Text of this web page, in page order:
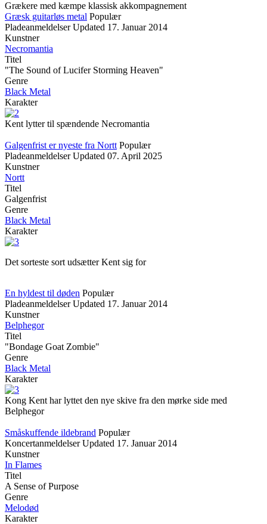
Grækere med kæmpe klassisk akkompagnement
Græsk guitarløs metal Populær
Pladeanmeldelser Updated 17. Januar 2014
Kunstner
Necromantia
Titel
"The Sound of Lucifer Storming Heaven"
Genre
Black Metal
Karakter
Kent lytter til spændende Necromantia
Galgenfrist er nyeste fra Nortt Populær
Pladeanmeldelser Updated 07. April 2025
Kunstner
Nortt
Titel
Galgenfrist
Genre
Black Metal
Karakter
Det sorteste sort udsætter Kent sig for
En hyldest til døden Populær
Pladeanmeldelser Updated 17. Januar 2014
Kunstner
Belphegor
Titel
"Bondage Goat Zombie"
Genre
Black Metal
Karakter
Kong Kent har lyttet den nye skive fra den mørke side med
Belphegor
Småskuffende ildebrand Populær
Koncertanmeldelser Updated 17. Januar 2014
Kunstner
In Flames
Titel
A Sense of Purpose
Genre
Melodød
Karakter